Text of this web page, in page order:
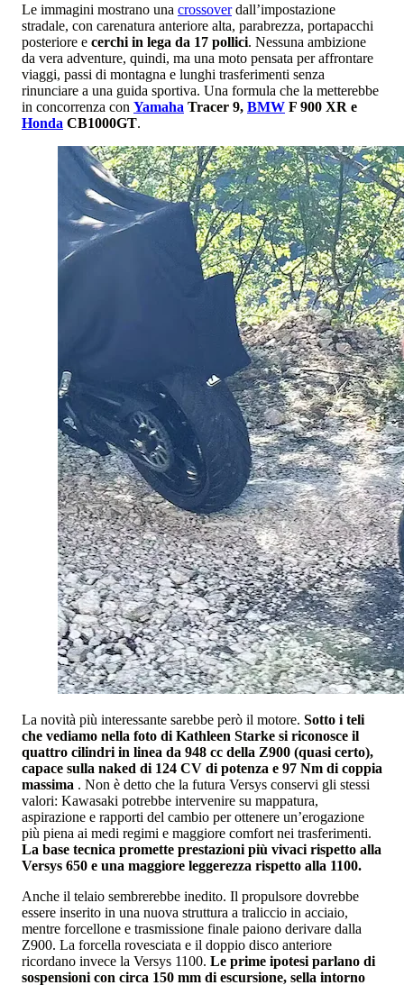
Le immagini mostrano una crossoverdall’impostazione
stradale, con carenatura anteriore alta, parabrezza, portapacchi
posteriore e cerchi in lega da 17 pollici. Nessuna ambizione
da vera adventure, quindi, ma una moto pensata per affrontare
viaggi, passi di montagna e lunghi trasferimenti senza
rinunciare a una guida sportiva. Una formula che la metterebbe
in concorrenza con Yamaha Tracer 9, BMW F 900 XR e
Honda CB1000GT.
La novità più interessante sarebbe però il motore. Sotto i teli
che vediamo nella foto di Kathleen Starke si riconosce il
quattro cilindri in linea da 948 cc della Z900 (quasi certo),
capace sulla naked di 124 CV di potenza e 97 Nm di coppia
massima . Non è detto che la futura Versys conservi gli stessi
valori: Kawasaki potrebbe intervenire su mappatura,
aspirazione e rapporti del cambio per ottenere un’erogazione
più piena ai medi regimi e maggiore comfort nei trasferimenti.
La base tecnica promette prestazioni più vivaci rispetto alla
Versys 650 e una maggiore leggerezza rispetto alla 1100.
Anche il telaio sembrerebbe inedito. Il propulsore dovrebbe
essere inserito in una nuova struttura a traliccio in acciaio,
mentre forcellone e trasmissione finale paiono derivare dalla
Z900. La forcella rovesciata e il doppio disco anteriore
ricordano invece la Versys 1100. Le prime ipotesi parlano di
sospensioni con circa 150 mm di escursione, sella intorno